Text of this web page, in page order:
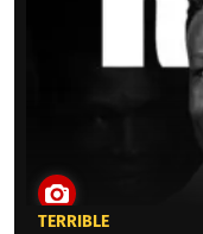
TERRIBLE